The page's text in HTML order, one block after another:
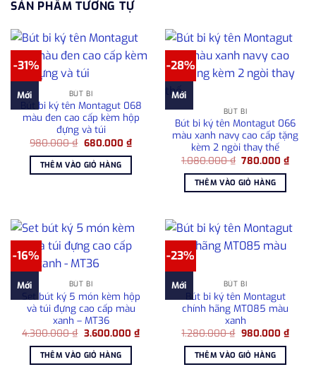
SẢN PHẨM TƯƠNG TỰ
-31%
Mới BÚT BI
Bút bi ký tên Montagut 068
màu đen cao cấp kèm hộp
đựng và túi
980.000₫ Giá
là:
980.000 ₫.
680.000 ₫Giá
hiện
680.000 ₫.
THÊM VÀO GIỎ HÀNG
-28%
Mới
BÚT BI
Bút bi ký tên Montagut 066
màu xanh navy cao cấp tặng
kèm 2 ngòi thay thế
1.080.000₫ Giá
là:
1.080.000 ₫.
780.000₫Giá
hiện
THÊM VÀO GIỎ HÀNG
-16%
Mới BÚT BI
Set bút ký 5 món kèm hộp
và túi đựng cao cấp màu
xanh – MT36
4.300.000₫ Giá
là:
4.300.000 ₫.
3.600.000 ₫Giá
hiện
3.600.000 ₫.
THÊM VÀO GIỎ HÀNG
-23%
Mới BÚT BI
Bút bi ký tên Montagut
chính hãng MT085 màu
xanh
1.280.000₫ Giá
là:
1.280.000 ₫.
980.000 ₫Giá
hiện
THÊM VÀO GIỎ HÀNG